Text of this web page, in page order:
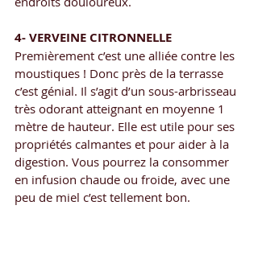
4- VERVEINE CITRONNELLE
Premièrement c’est une alliée contre les
moustiques ! Donc près de la terrasse
c’est génial. Il s’agit d’un sous-arbrisseau
très odorant atteignant en moyenne 1
mètre de hauteur. Elle est utile pour ses
propriétés calmantes et pour aider à la
digestion. Vous pourrez la consommer
en infusion chaude ou froide, avec une
peu de miel c’est tellement bon.